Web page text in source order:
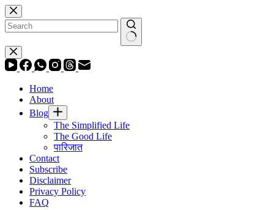
Skip
to
content
No
results
Home
About
Blog
The Simplified Life
The Good Life
पारिजात
Contact
Subscribe
Disclaimer
Privacy Policy
FAQ